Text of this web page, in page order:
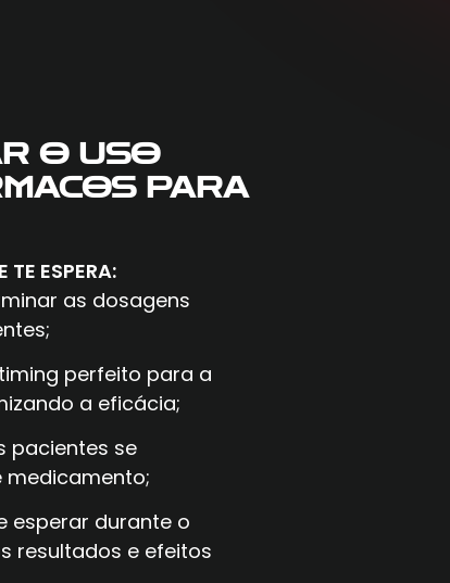
O USO
PARA
TE ESPERA:
as dosagens
perfeito para a
a eficácia;
pacientes se
esperar durante o
resultados e efeitos